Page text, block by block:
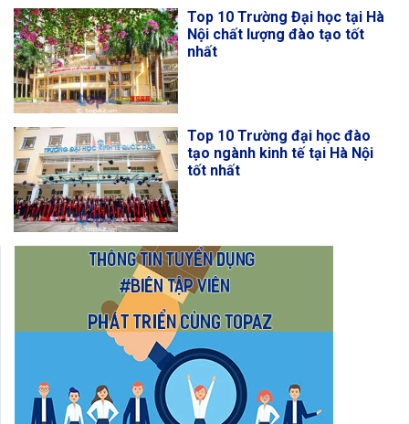
Top 10 Trường Đại học tại Hà
Nội chất lượng đào tạo tốt
nhất
Top 10 Trường đại học đào
tạo ngành kinh tế tại Hà Nội
tốt nhất